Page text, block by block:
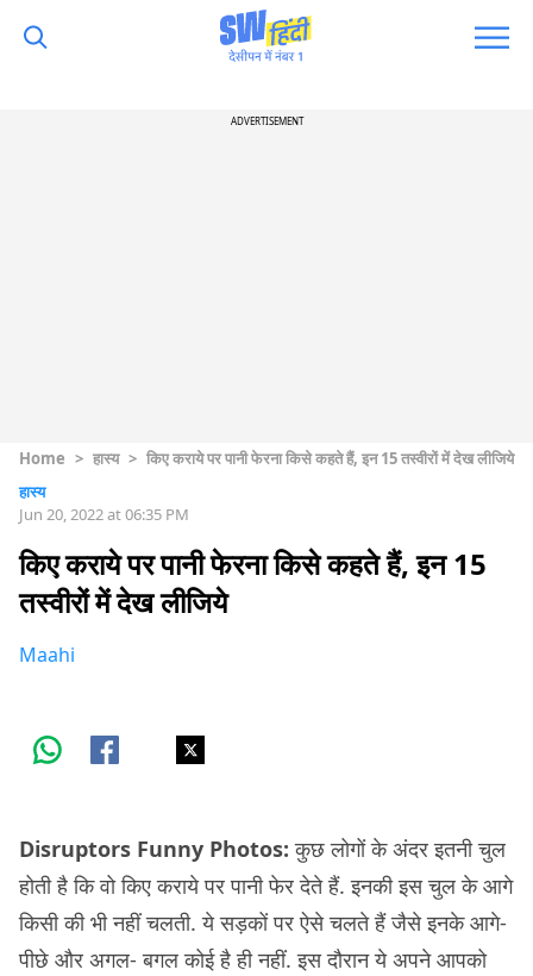
ADVERTISEMENT
Home > हास्य > किए कराये पर पानी फेरना किसे कहते हैं, इन 15 तस्वीरों में देख लीजिये
हास्य
Jun 20, 2022 at 06:35 PM
किए कराये पर पानी फेरना किसे कहते हैं, इन 15
तस्वीरों में देख लीजिये
Maahi
Disruptors Funny Photos:कुछ लोगों के अंदर इतनी चुल
होती है कि वो किए कराये पर पानी फेर देते हैं. इनकी इस चुल के आगे
किसी की भी नहीं चलती. ये सड़कों पर ऐसे चलते हैं जैसे इनके आगे-
पीछे और अगल- बगल कोई है ही नहीं. इस दौरान ये अपने आपको